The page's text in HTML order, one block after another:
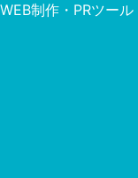
WEB制作・PRツール